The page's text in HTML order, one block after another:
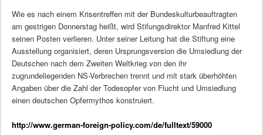
Wie es nach einem Krisentreffen mit der Bundeskulturbeauftragten
am gestrigen Donnerstag heißt, wird Stifungsdirektor Manfred Kittel
seinen Posten verlieren. Unter seiner Leitung hat die Stiftung eine
Ausstellung organisiert, deren Ursprungsversion die Umsiedlung der
Deutschen nach dem Zweiten Weltkrieg von den ihr
zugrundeliegenden NS-Verbrechen trennt und mit stark überhöhten
Angaben über die Zahl der Todesopfer von Flucht und Umsiedlung
einen deutschen Opfermythos konstruiert.
http://www.german-foreign-policy.com/de/fulltext/59000